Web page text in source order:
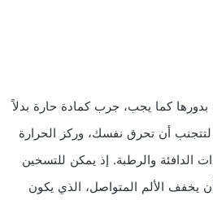
بدورها كما يجب، جرب كمادة حارة بدلاً
أن تحرق نفسك، وركز الحرارة
الدافئة والرطبة. إذ يمكن للتسخين
يخفف الألم المتواصل، الذي يكون